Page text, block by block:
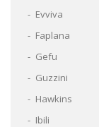
Evviva
Faplana
Gefu
Guzzini
Hawkins
Ibili